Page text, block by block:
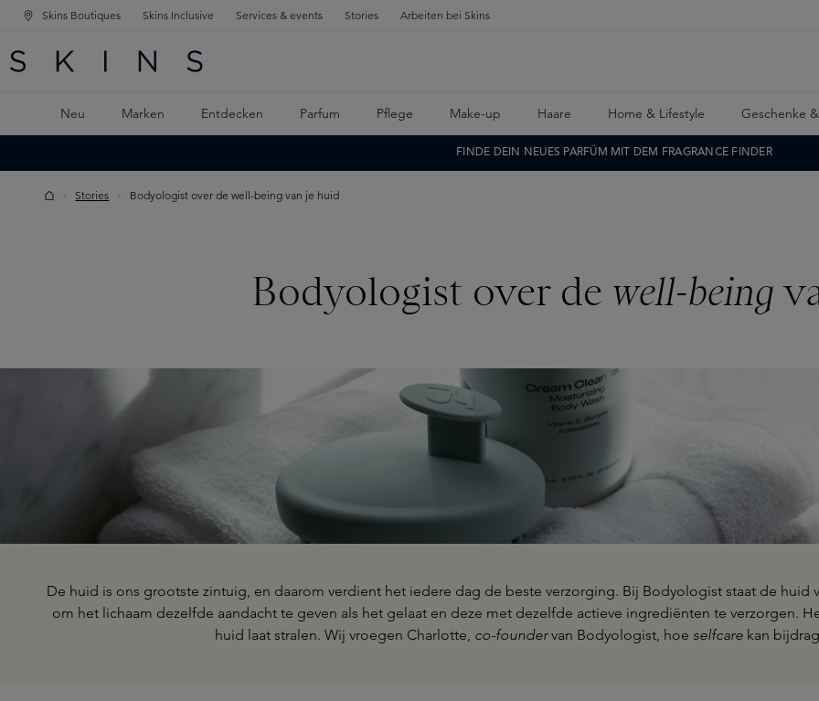
SPRINGEN
SPRINGEN
Skins Boutiques Skins Inclusive Services & events Stories Arbeiten bei Skins
Neu Marken Entdecken Parfum Pflege Make-up Haare Home & Lifestyle Geschenke
FINDE DEIN NEUES PARFÜM MIT DEM FRAGRANCE FINDER
Stories Bodyologist over de well-being van je huid
Bodyologist over de well-being
De huid is ons grootste zintuig, en daarom verdient het iedere dag de beste verzorging. Bij Bodyologist staat de huid
om het lichaam dezelfde aandacht te geven als het gelaat en deze met dezelfde actieve ingrediënten te verzorgen.
huid laat stralen. Wij vroegen Charlotte, co-foundervan Bodyologist, hoe selfcarekan